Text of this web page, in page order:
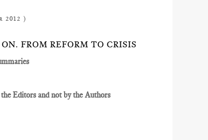
)
FROM REFORM TO CRISIS
Editors and not by the Authors